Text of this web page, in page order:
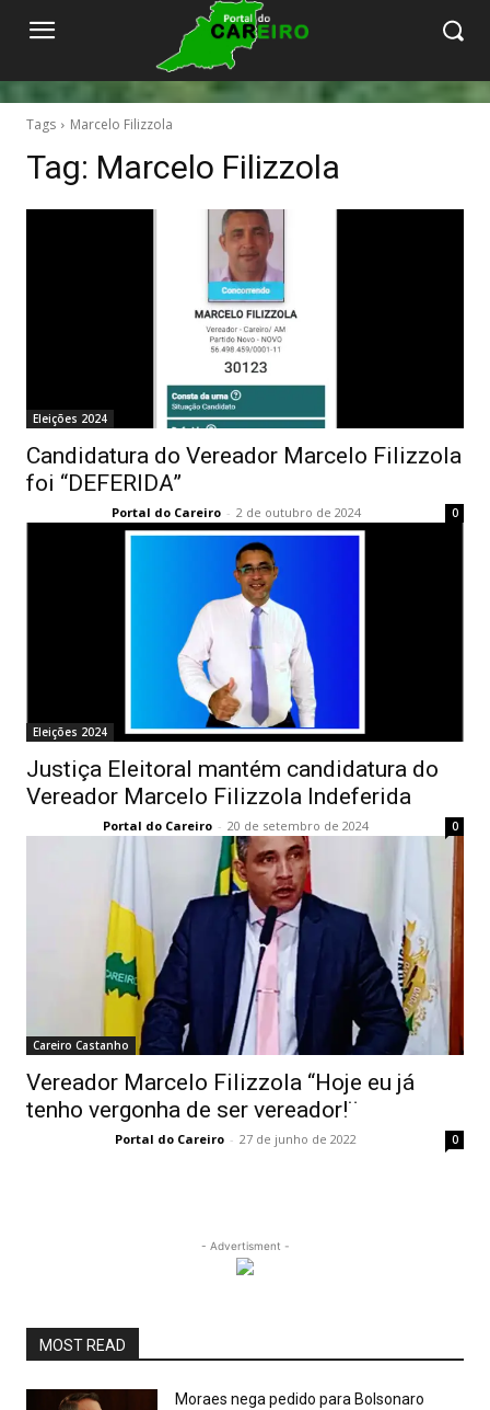
Tags Marcelo Filizzola
Tag: Marcelo Filizzola
Eleições 2024
Candidatura do Vereador Marcelo Filizzola
foi “DEFERIDA”
Portal do Careiro - 2 de outubro de 2024 0
Eleições 2024
Justiça Eleitoral mantém candidatura do
Vereador Marcelo Filizzola Indeferida
Portal do Careiro - 20 de setembro de 2024 0
Careiro Castanho
Vereador Marcelo Filizzola “Hoje eu já
tenho vergonha de ser vereador!¨
Portal do Careiro - 27 de junho de 2022 0
- Advertisment -
MOST READ
Moraes nega pedido para Bolsonaro